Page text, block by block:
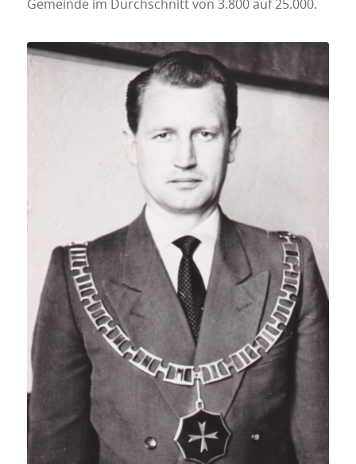
Gemeinde im Durchschnitt von 3.800 auf 25.000.